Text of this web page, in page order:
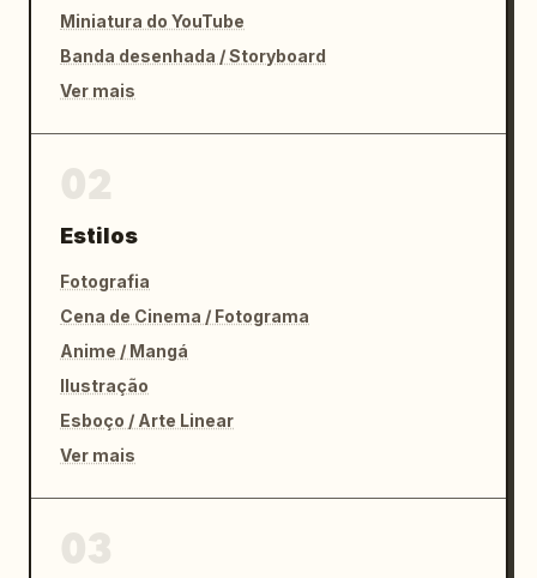
Miniatura do YouTube
Banda desenhada / Storyboard
Ver mais
Estilos
Fotografia
Cena de Cinema / Fotograma
Anime / Mangá
Ilustração
Esboço / Arte Linear
Ver mais